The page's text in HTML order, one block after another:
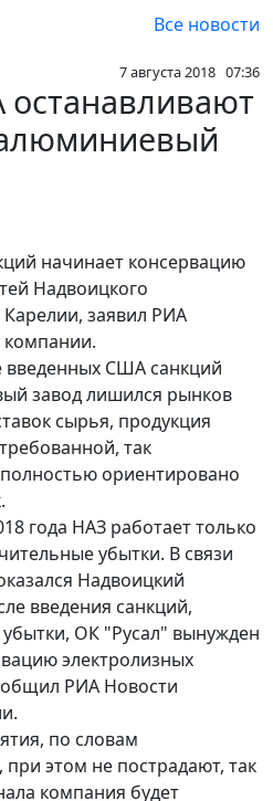
Все новости
7 августа 2018 07:36
начинает консервацию
Надвоицкого
заявил РИА
компании.
США санкций
завод лишился рынков
сырья, продукция
так
ориентировано
года НАЗ работает только
убытки. В связи
Надвоицкий
введения санкций,
ОК "Русал" вынужден
электролизных
РИА Новости
по словам
при этом не пострадают, так
компания будет